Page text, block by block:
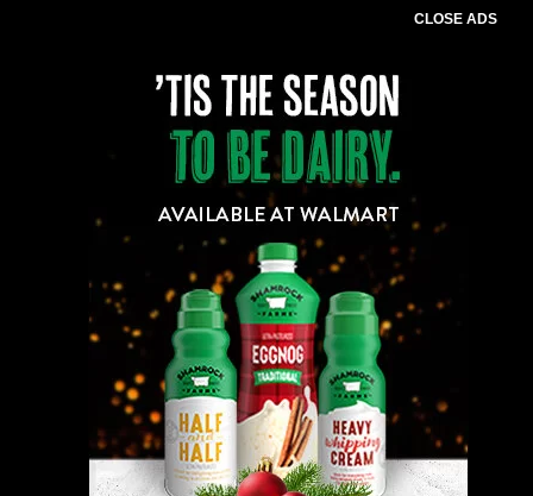
CLOSE ADS